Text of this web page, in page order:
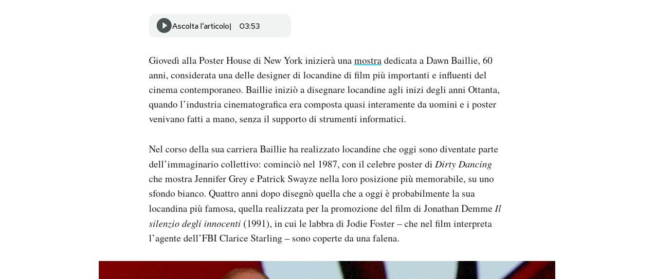
Ascolta l'articolo 03:53
Giovedì alla Poster House di New York inizierà unamostradedicata a Dawn Baillie, 60
anni, considerata una delle designer di locandine di film più importanti e influenti del
cinema contemporaneo. Baillie iniziò a disegnare locandine agli inizi degli anni Ottanta,
quando l’industria cinematografica era composta quasi interamente da uomini e i poster
venivano fatti a mano, senza il supporto di strumenti informatici.
Nel corso della sua carriera Baillie ha realizzato locandine che oggi sono diventate parte
dell’immaginario collettivo: cominciò nel 1987, con il celebre poster di Dirty Dancing
che mostra Jennifer Grey e Patrick Swayze nella loro posizione più memorabile, su uno
sfondo bianco. Quattro anni dopo disegnò quella che a oggi è probabilmente la sua
locandina più famosa, quella realizzata per la promozione del film di Jonathan DemmeIl
silenzio degli innocenti (1991), in cui le labbra di Jodie Foster – che nel film interpreta
l’agente dell’FBI Clarice Starling – sono coperte da una falena.